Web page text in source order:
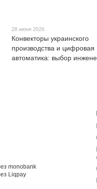
28 июня 2026
Конвекторы украинского
производства и цифровая
автоматика: выбор